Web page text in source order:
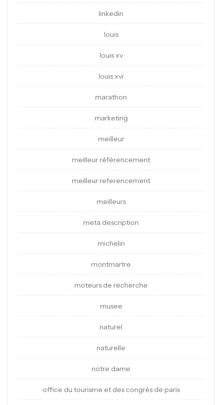
linkedin
louis
louis xv
louis xvi
marathon
marketing
meilleur
meilleur référencement
meilleur referencement
meilleurs
meta description
michelin
montmartre
moteurs de recherche
musee
naturel
naturelle
notre dame
office du tourisme et des congrès de paris